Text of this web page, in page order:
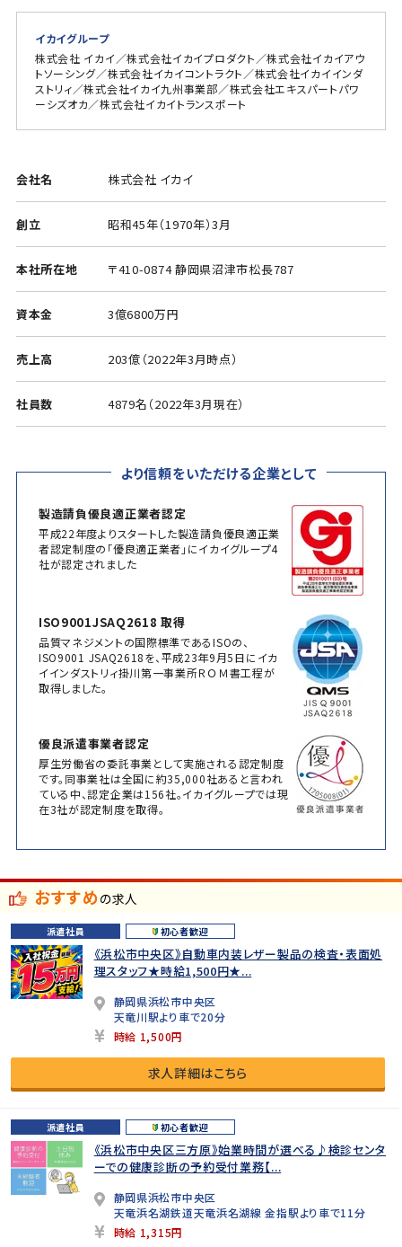
イカイグループ
株式会社 イカイ／株式会社イカイプロダクト／株式会社イカイアウ
トソーシング／株式会社イカイコントラクト／株式会社イカイインダ
ストリィ／株式会社イカイ九州事業部／株式会社エキスパートパワ
ーシズオカ／株式会社イカイトランスポート
会社名 株式会社 イカイ
創立 昭和45年（1970年）3月
本社所在地 〒410-0874 静岡県沼津市松長787
資本金 3億6800万円
売上高 203億（2022年3月時点）
社員数 4879名（2022年3月現在）
より信頼をいただける企業として
製造請負優良適正業者認定
平成22年度よりスタートした製造請負優良適正業
者認定制度の「優良適正業者」にイカイグループ4
社が認定されました
ISO9001JSAQ2618 取得
品質マネジメントの国際標準であるISOの、
ISO9001 JSAQ2618を、平成23年9月5日にイカ
イインダストリィ掛川第一事業所ＲＯＭ書工程が
取得しました。
優良派遣事業者認定
厚生労働省の委託事業として実施される認定制度
です。同事業社は全国に約35,000社あると言われ
ている中、認定企業は156社。イカイグループでは現
在3社が認定制度を取得。
おすすめの求人
派遣社員 初心者歓迎
《浜松市中央区》自動車内装レザー製品の検査・表面処
理スタッフ★時給1,500円★...
静岡県浜松市中央区
天竜川駅より車で20分
時給 1,500円
求人詳細はこちら
派遣社員 初心者歓迎
《浜松市中央区三方原》始業時間が選べる♪検診センタ
ーでの健康診断の予約受付業務【...
静岡県浜松市中央区
天竜浜名湖鉄道天竜浜名湖線 金指駅より車で11分
時給 1,315円